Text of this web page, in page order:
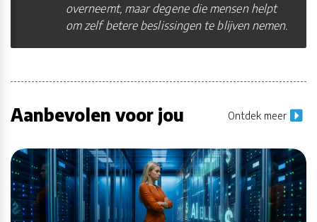
overneemt, maar degene die mensen helpt
om zelf betere beslissingen te blijven nemen.
Aanbevolen voor jou Ontdek meer